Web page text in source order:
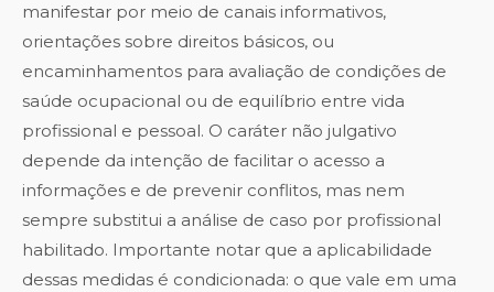
manifestar por meio de canais informativos,
orientações sobre direitos básicos, ou
encaminhamentos para avaliação de condições de
saúde ocupacional ou de equilíbrio entre vida
profissional e pessoal. O caráter não julgativo
depende da intenção de facilitar o acesso a
informações e de prevenir conflitos, mas nem
sempre substitui a análise de caso por profissional
habilitado. Importante notar que a aplicabilidade
dessas medidas é condicionada: o que vale em uma